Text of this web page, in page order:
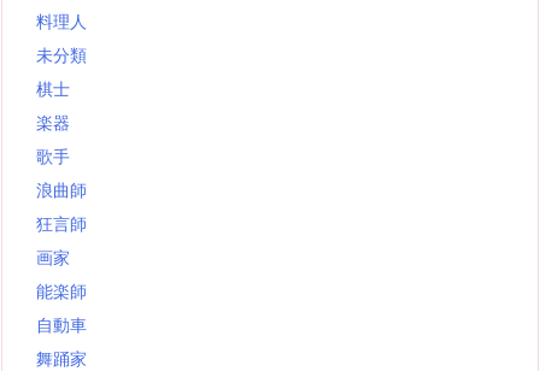
料理人
未分類
棋士
楽器
歌手
浪曲師
狂言師
画家
能楽師
自動車
舞踊家